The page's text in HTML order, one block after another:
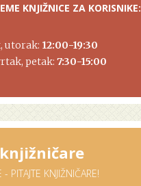
KNJIŽNICE ZA KORISNIKE:
utorak: 12:00-19:30
petak: 7:30-15:00
PITAJTE KNJIŽNIČARE!